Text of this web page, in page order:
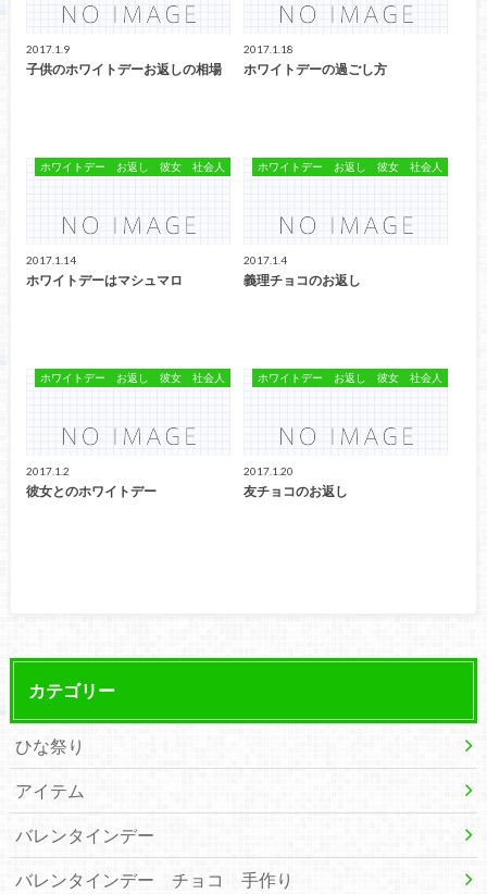
2017.1.9
子供のホワイトデーお返しの相場
2017.1.18
ホワイトデーの過ごし方
ホワイトデー お返し 彼女 社会人
2017.1.14
ホワイトデーはマシュマロ
ホワイトデー お返し 彼女 社会人
2017.1.4
義理チョコのお返し
ホワイトデー お返し 彼女 社会人
2017.1.2
彼女とのホワイトデー
ホワイトデー お返し 彼女 社会人
2017.1.20
友チョコのお返し
カテゴリー
ひな祭り
アイテム
バレンタインデー
バレンタインデー チョコ 手作り